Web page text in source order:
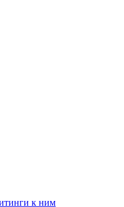
к ним